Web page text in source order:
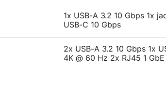
1x USB-A 3.2 10 Gbps 1x
USB-C 10 Gbps
2x USB-A 3.2 10 Gbps 1x
4K @ 60 Hz 2x RJ45 1 GbE